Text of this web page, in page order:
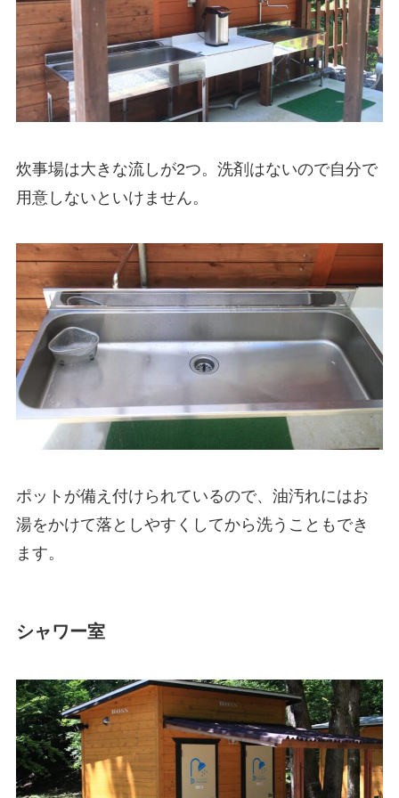
炊事場は大きな流しが2つ。洗剤はないので自分で
用意しないといけません。
ポットが備え付けられているので、油汚れにはお
湯をかけて落としやすくしてから洗うこともでき
ます。
シャワー室